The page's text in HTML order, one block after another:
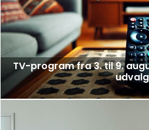
TV-program fra 3. til 9.
udvalg